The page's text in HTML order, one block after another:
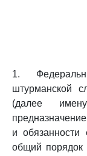
1.
штурманской
(далее
и
общий порядок